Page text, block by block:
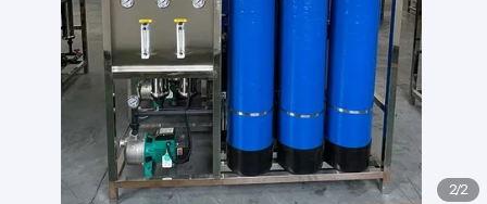
2
/
2